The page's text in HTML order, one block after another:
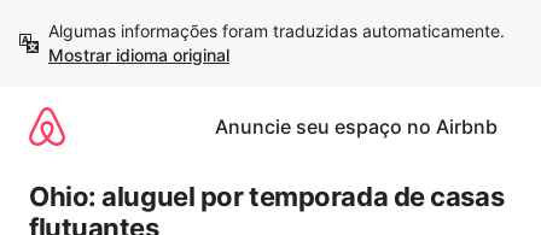
para
Mostrar idioma original
Anuncie seu espaço no Airbnb
Ohio: aluguel por temporada de casas
flutuantes